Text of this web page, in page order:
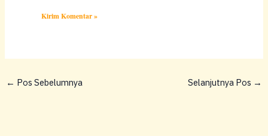
← Pos Sebelumnya Selanjutnya Pos →